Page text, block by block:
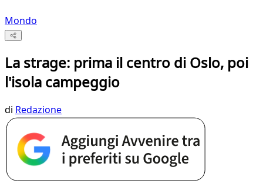
Mondo
La strage: prima il centro di Oslo, poi
l'isola campeggio
di Redazione